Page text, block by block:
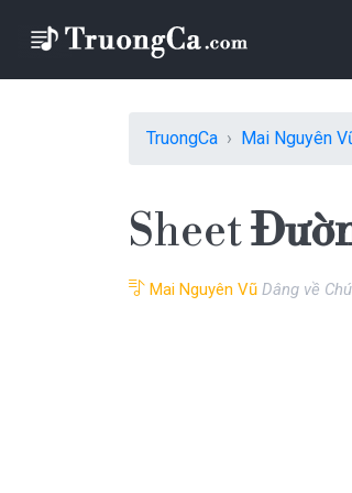
TruongCa Mai Nguyên
Sheet
Mai Nguyên Vũ Dâng về